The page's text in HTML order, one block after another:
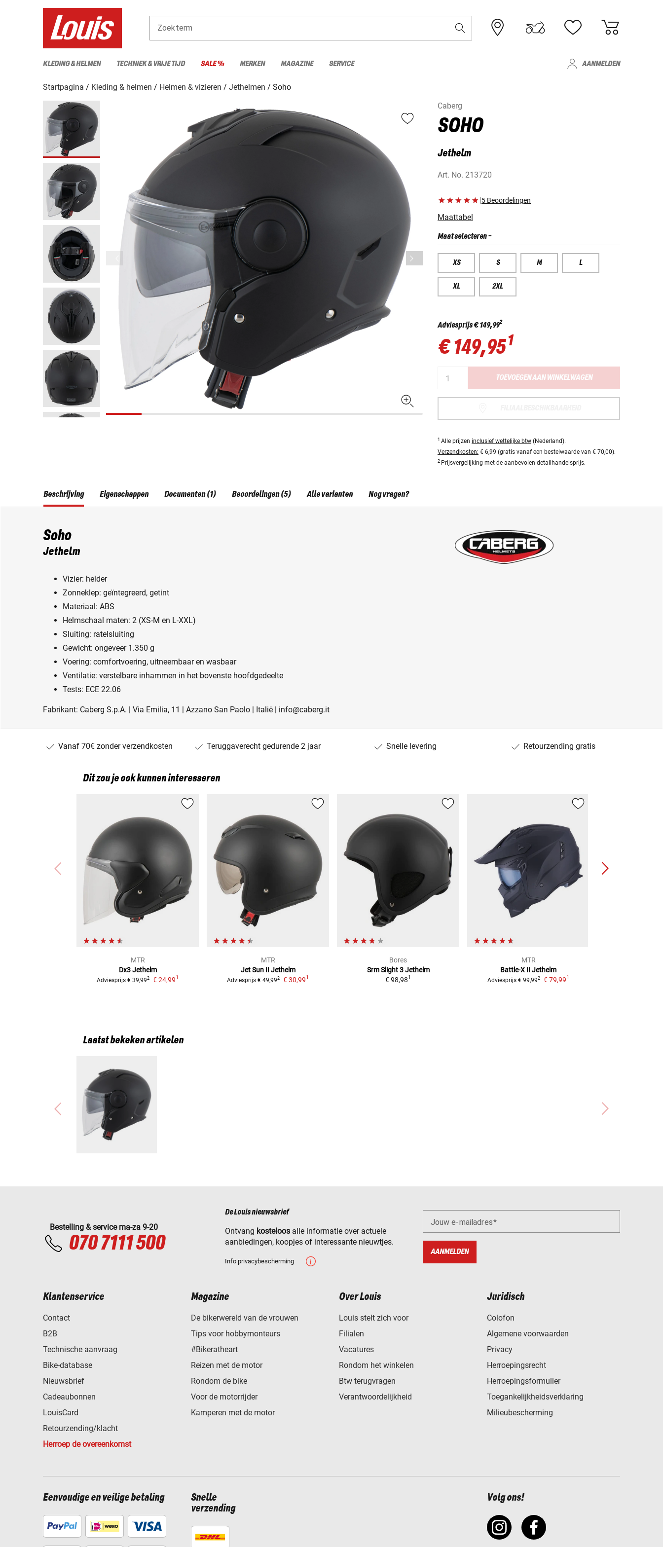
Zoekterm
KLEDING & HELMEN TECHNIEK & VRIJE TIJD SALE % MERKEN MAGAZINE SERVICE AANMELDEN
Startpagina Kleding & helmen Helmen & vizieren Jethelmen
Soho
Caberg
SOHO
Jethelm
Art. No. 213720
|5 Beoordelingen
Maattabel
Maat selecteren-
XS S M L
XL 2XL
Adviesprijs€ 149,992
€ 149,951
TOEVOEGEN AAN WINKELWAGEN
1 Alle prijzen inclusief wettelijke btw (Nederland).
Verzendkosten: € 6,99 (gratis vanaf een bestelwaarde van € 70,00).
2 Prijsvergelijking met de aanbevolen detailhandelsprijs.
Beschrijving
Soho
Jethelm
Vizier: helder
Zonneklep: geïntegreerd, getint
Materiaal: ABS
Helmschaal maten: 2 (XS-M en L-XXL)
Sluiting: ratelsluiting
Gewicht: ongeveer 1.350 g
Voering: comfortvoering, uitneembaar en wasbaar
Ventilatie: verstelbare inhammen in het bovenste hoofdgedeelte
Tests: ECE 22.06
Fabrikant: Caberg S.p.A. | Via Emilia, 11 | Azzano San Paolo | Italië | info@caberg.it
Eigenschappen Documenten (1) Beoordelingen (5) Alle varianten Nog vragen?
Vanaf 70€ zonder verzendkosten Teruggaverecht gedurende 2 jaar Snelle levering Retourzending gratis
Dit zou je ook kunnen interesseren
MTR
Dx3 Jethelm
Adviesprijs € 39,992 € 24,991
MTR
Jet Sun II Jethelm
Adviesprijs € 49,992 € 30,991
Bores
Srm Slight 3 Jethelm
€ 98,981
MTR
Battle-X II Jethelm
Adviesprijs € 99,992 € 79,991
Laatst bekeken artikelen
Bestelling & service ma-za 9-20
070 7111 500
De Louis nieuwsbrief
Ontvang kosteloos alle informatie over actuele
aanbiedingen, koopjes of interessante nieuwtjes.
Info privacybescherming
Jouw e-mailadres
AANMELDEN
Klantenservice
Contact
B2B
Technische aanvraag
Bike-database
Nieuwsbrief
Cadeaubonnen
LouisCard
Retourzending/klacht
Herroep de overeenkomst
Magazine
De bikerwereld van de vrouwen
Tips voor hobbymonteurs
#Bikeratheart
Reizen met de motor
Rondom de bike
Voor de motorrijder
Kamperen met de motor
Over Louis
Louis stelt zich voor
Filialen
Vacatures
Rondom het winkelen
Btw terugvragen
Verantwoordelijkheid
Juridisch
Colofon
Algemene voorwaarden
Privacy
Herroepingsrecht
Herroepingsformulier
Toegankelijkheidsverklaring
Milieubescherming
Eenvoudige en veilige betaling
Snelle
verzending
Volg ons!